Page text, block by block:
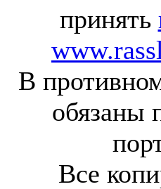
принять
В
обязаны
Все